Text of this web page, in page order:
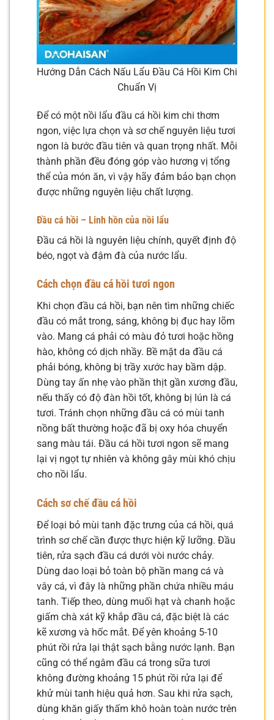
Hướng Dẫn Cách Nấu Lẩu Đầu Cá Hồi Kim Chi
Chuẩn Vị
Để có một nồi lẩu đầu cá hồi kim chi thơm
ngon, việc lựa chọn và sơ chế nguyên liệu tươi
ngon là bước đầu tiên và quan trọng nhất. Mỗi
thành phần đều đóng góp vào hương vị tổng
thể của món ăn, vì vậy hãy đảm bảo bạn chọn
được những nguyên liệu chất lượng.
Đầu cá hồi – Linh hồn của nồi lẩu
Đầu cá hồi là nguyên liệu chính, quyết định độ
béo, ngọt và đậm đà của nước lẩu.
Cách chọn đầu cá hồi tươi ngon
Khi chọn đầu cá hồi, bạn nên tìm những chiếc
đầu có mắt trong, sáng, không bị đục hay lõm
vào. Mang cá phải có màu đỏ tươi hoặc hồng
hào, không có dịch nhầy. Bề mặt da đầu cá
phải bóng, không bị trầy xước hay bầm dập.
Dùng tay ấn nhẹ vào phần thịt gần xương đầu,
nếu thấy có độ đàn hồi tốt, không bị lún là cá
tươi. Tránh chọn những đầu cá có mùi tanh
nồng bất thường hoặc đã bị oxy hóa chuyển
sang màu tái. Đầu cá hồi tươi ngon sẽ mang
lại vị ngọt tự nhiên và không gây mùi khó chịu
cho nồi lẩu.
Cách sơ chế đầu cá hồi
Để loại bỏ mùi tanh đặc trưng của cá hồi, quá
trình sơ chế cần được thực hiện kỹ lưỡng. Đầu
tiên, rửa sạch đầu cá dưới vòi nước chảy.
Dùng dao loại bỏ toàn bộ phần mang cá và
vây cá, vì đây là những phần chứa nhiều máu
tanh. Tiếp theo, dùng muối hạt và chanh hoặc
giấm chà xát kỹ khắp đầu cá, đặc biệt là các
kẽ xương và hốc mắt. Để yên khoảng 5-10
phút rồi rửa lại thật sạch bằng nước lạnh. Bạn
cũng có thể ngâm đầu cá trong sữa tươi
không đường khoảng 15 phút rồi rửa lại để
khử mùi tanh hiệu quả hơn. Sau khi rửa sạch,
dùng khăn giấy thấm khô hoàn toàn nước trên